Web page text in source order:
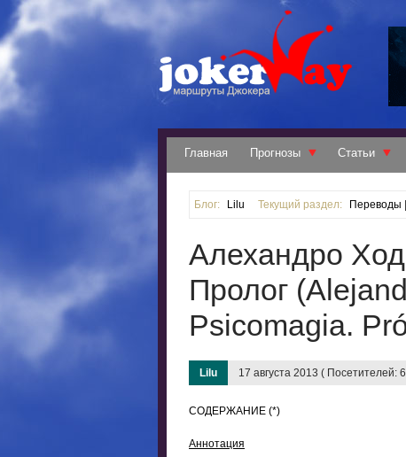
Главная Прогнозы Статьи
Блог: Lilu Текущий раздел: Переводы
Алехандро
Пролог
Psicomagia.
Lilu 17 августа 2013 ( Посетителей:
СОДЕРЖАНИЕ (*)
Аннотация